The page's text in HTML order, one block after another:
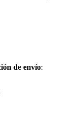
de envío: